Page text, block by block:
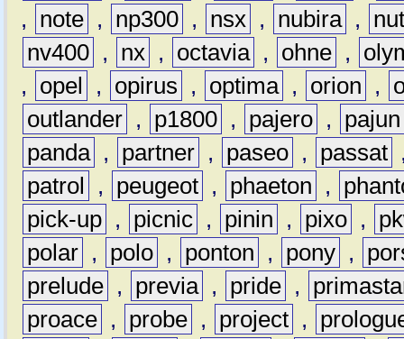
,
note , np300 , nsx , nubira ,
nv400 , nx , octavia , ohne ,
,
opel , opirus , optima , orion ,
outlander , p1800 , pajero ,
pajun
panda , partner , paseo , passat
patrol
, peugeot , phaeton ,
pick-up , picnic , pinin , pixo ,
polar , polo , ponton , pony ,
prelude , previa , pride ,
proace , probe , project ,